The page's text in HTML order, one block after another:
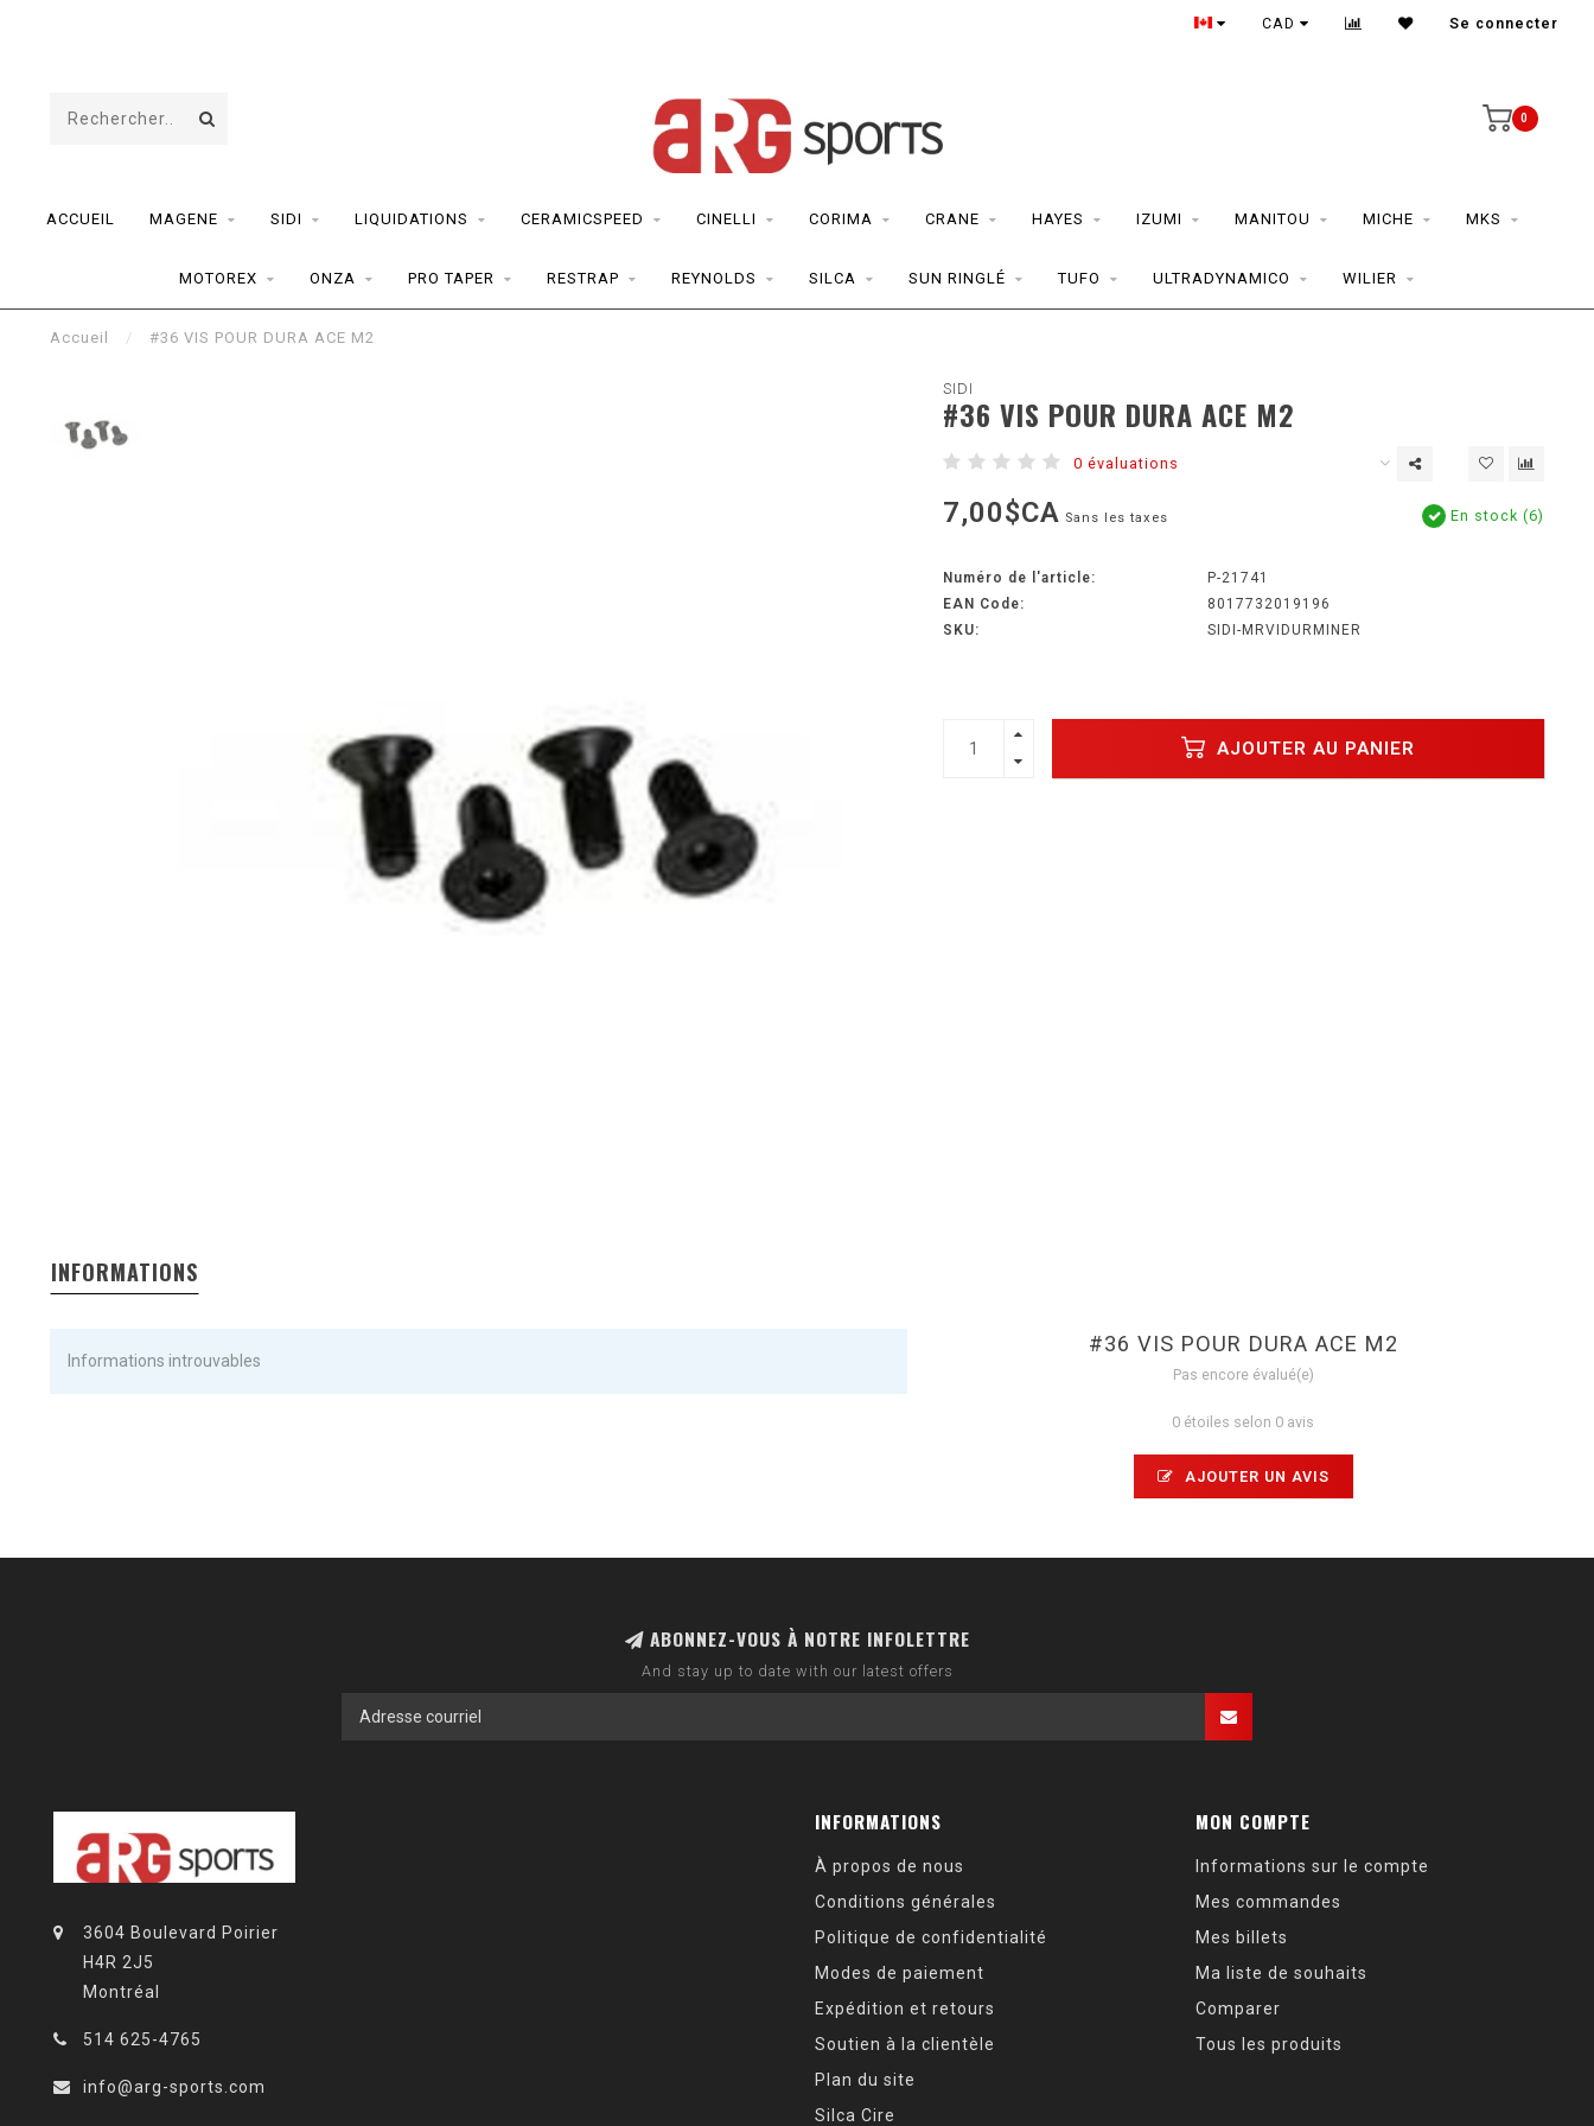
CAD Se connecter
0
ACCUEIL MAGENE SIDI LIQUIDATIONS CERAMICSPEED CINELLI CORIMA CRANE HAYES IZUMI MANITOU MICHE MKS
MOTOREX ONZA PRO TAPER RESTRAP REYNOLDS SILCA SUN RINGLÉ TUFO ULTRADYNAMICO WILIER
Accueil / #36 VIS POUR DURA ACE M2
SIDI
#36 VIS POUR DURA ACE M2
0 évaluations
7,00$CA Sans les taxes En stock (6)
Numéro de l'article:
P-21741
EAN Code:
8017732019196
SKU:
SIDI-MRVIDURMINER
AJOUTER AU PANIER
INFORMATIONS
Informations introuvables
#36 VIS POUR DURA ACE M2
Pas encore évalué(e)
0 étoiles selon 0 avis
AJOUTER UN AVIS
ABONNEZ-VOUS À NOTRE INFOLETTRE
And stay up to date with our latest offers
3604 Boulevard Poirier
H4R 2J5
Montréal
514 625-4765
info@arg-sports.com
INFORMATIONS
À propos de nous
Conditions générales
Politique de confidentialité
Modes de paiement
Expédition et retours
Soutien à la clientèle
Plan du site
Silca Cire
MON COMPTE
Informations sur le compte
Mes commandes
Mes billets
Ma liste de souhaits
Comparer
Tous les produits